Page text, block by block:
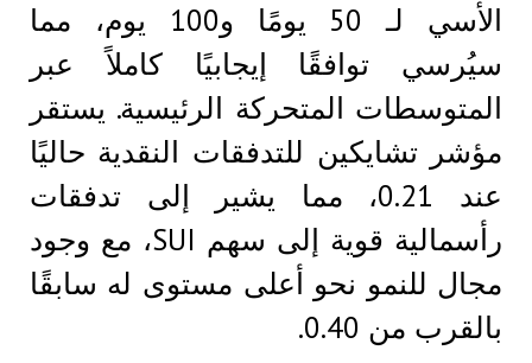
الأسي لـ 50 يومًا و100 يوم، مما
سيُرسي توافقًا إيجابيًا كاملاً عبر
المتوسطات المتحركة الرئيسية. يستقر
مؤشر تشايكين للتدفقات النقدية حاليًا
عند 0.21، مما يشير إلى تدفقات
رأسمالية قوية إلى سهم SUI، مع وجود
مجال للنمو نحو أعلى مستوى له سابقًا
بالقرب من 0.40.